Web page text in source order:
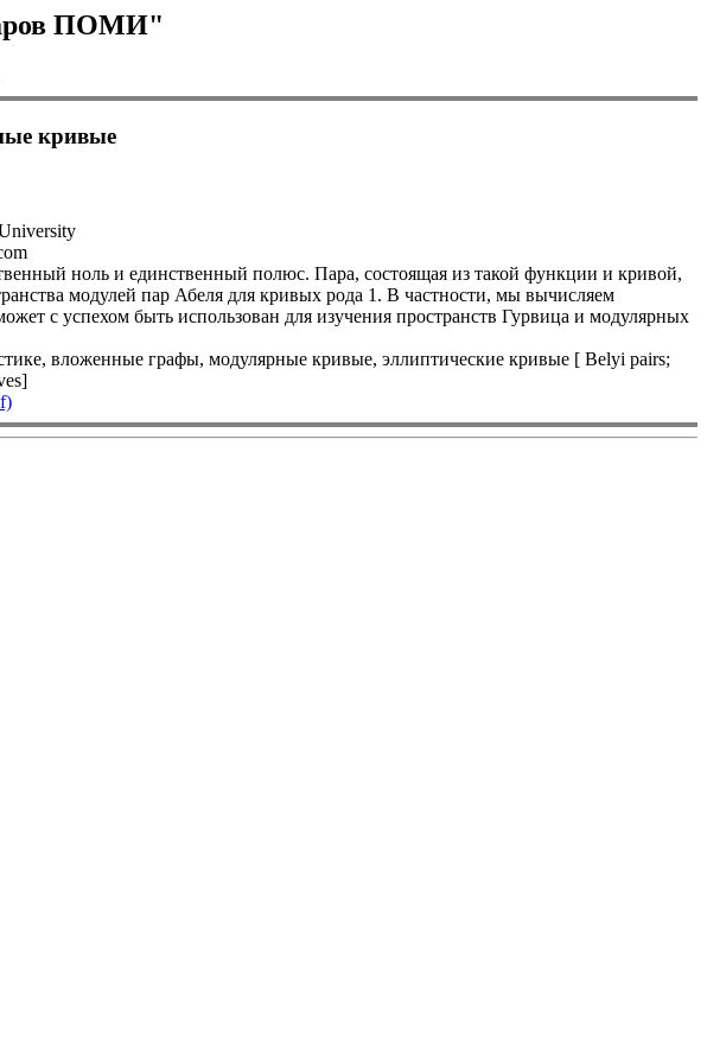
ПОМИ"
кривые
ноль и единственный полюс. Пара, состоящая из такой функции и кривой,
модулей пар Абеля для кривых рода 1. В частности, мы вычисляем
с успехом быть использован для изучения пространств Гурвица и модулярных
вложенные графы, модулярные кривые, эллиптические кривые [ Belyi pairs;